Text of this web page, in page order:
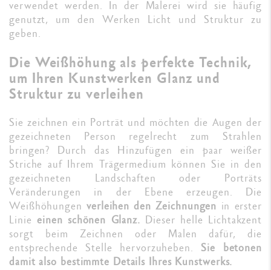
verwendet werden. In der Malerei wird sie häufig
genutzt, um den Werken Licht und Struktur zu
geben.
Die Weißhöhung als perfekte Technik,
um Ihren Kunstwerken Glanz und
Struktur zu verleihen
Sie zeichnen ein Porträt und möchten die Augen der
gezeichneten Person regelrecht zum Strahlen
bringen? Durch das Hinzufügen ein paar weißer
Striche auf Ihrem Trägermedium können Sie in den
gezeichneten Landschaften oder Porträts
Veränderungen in der Ebene erzeugen. Die
Weißhöhungenverleihen den Zeichnungen in erster
Linie einen schönen Glanz. Dieser helle Lichtakzent
sorgt beim Zeichnen oder Malen dafür, die
entsprechende Stelle hervorzuheben. Sie betonen
damit also bestimmte Details Ihres Kunstwerks.